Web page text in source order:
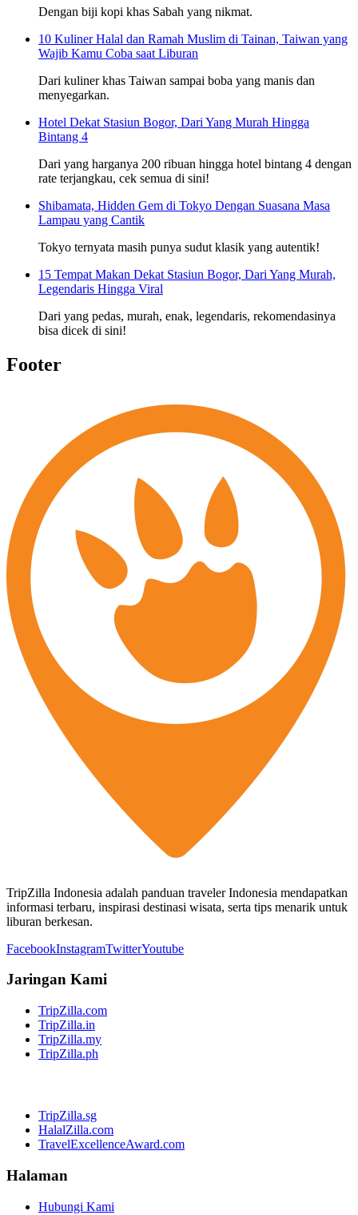
Dengan biji kopi khas Sabah yang nikmat.
10 Kuliner Halal dan Ramah Muslim di Tainan, Taiwan yang
Wajib Kamu Coba saat Liburan
Dari kuliner khas Taiwan sampai boba yang manis dan
menyegarkan.
Hotel Dekat Stasiun Bogor, Dari Yang Murah Hingga
Bintang 4
Dari yang harganya 200 ribuan hingga hotel bintang 4 dengan
rate terjangkau, cek semua di sini!
Shibamata, Hidden Gem di Tokyo Dengan Suasana Masa
Lampau yang Cantik
Tokyo ternyata masih punya sudut klasik yang autentik!
15 Tempat Makan Dekat Stasiun Bogor, Dari Yang Murah,
Legendaris Hingga Viral
Dari yang pedas, murah, enak, legendaris, rekomendasinya
bisa dicek di sini!
Footer
TripZilla Indonesia adalah panduan traveler Indonesia mendapatkan
informasi terbaru, inspirasi destinasi wisata, serta tips menarik untuk
liburan berkesan.
FacebookInstagramTwitterYoutube
Jaringan Kami
TripZilla.com
TripZilla.in
TripZilla.my
TripZilla.ph
TripZilla.sg
HalalZilla.com
TravelExcellenceAward.com
Halaman
Hubungi Kami